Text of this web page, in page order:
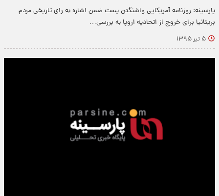
پارسینه: روزنامه آمریکایی واشنگتن پست ضمن اشاره به رای تاریخی مردم
بریتانیا برای خروج از اتحادیه اروپا به بررسی…
۵ تیر ۱۳۹۵